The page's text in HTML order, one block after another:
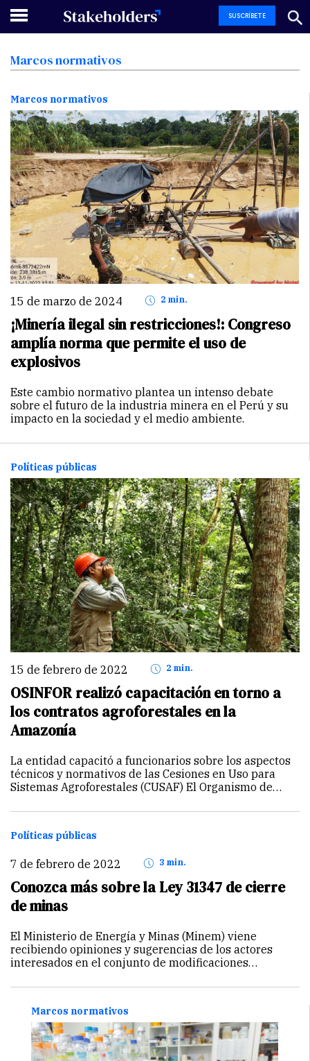
SUSCRÍBETE
Marcosnormativos
Marcos normativos
15 de marzo de 2024 2 min.
¡Minería ilegal sin restricciones!: Congreso
amplía norma que permite el uso de
explosivos
Este cambio normativo plantea un intenso debate
sobre el futuro de la industria minera en el Perú y su
impacto en la sociedad y el medio ambiente.
Políticas públicas
15 de febrero de 2022 2 min.
OSINFOR realizó capacitación en torno a
los contratos agroforestales en la
Amazonía
La entidad capacitó a funcionarios sobre los aspectos
técnicos y normativos de las Cesiones en Uso para
Sistemas Agroforestales (CUSAF) El Organismo de
Silvestre (OSINFOR) capacitó a sus funcionarios en
Políticas públicas
7 de febrero de 2022 3 min.
Conozca más sobre la Ley 31347 de cierre
de minas
El Ministerio de Energía y Minas (Minem) viene
recibiendo opiniones y sugerencias de los actores
interesados en el conjunto de modificaciones
31347 fue emitida en agosto del 2021 y modifica
Marcos normativos